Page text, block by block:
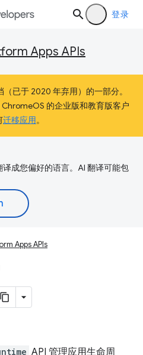
登录
Apps APIs
已于 2020 年弃用）的一部分。
的企业版和教育版客户
迁移应用。
成您偏好的语言。AI 翻译可能包
Apps APIs
API 管理应用生命周